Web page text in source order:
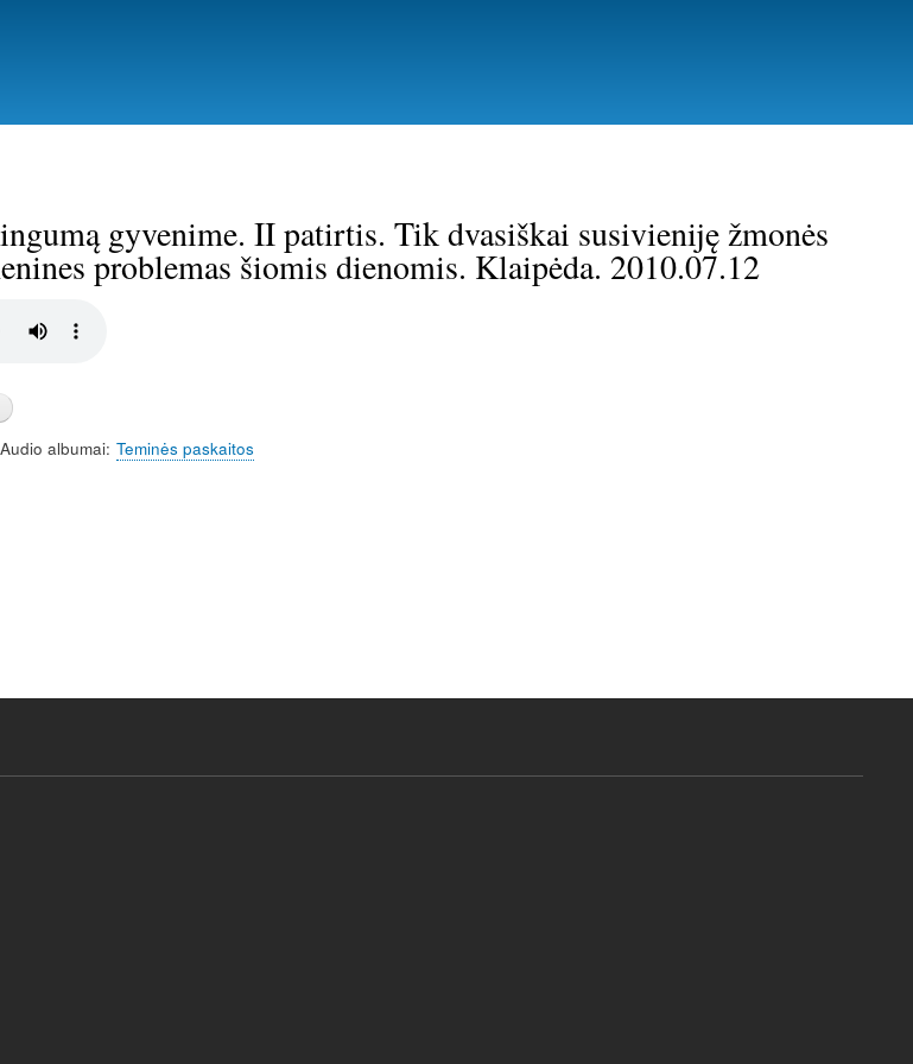
gyvenime. II patirtis. Tik dvasiškai susivieniję žmonės
problemas šiomis dienomis. Klaipėda. 2010.07.12
Audio albumai Teminės paskaitos